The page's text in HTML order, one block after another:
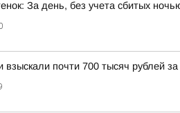
За день, без учета сбитых
взыскали почти 700 тысяч рублей